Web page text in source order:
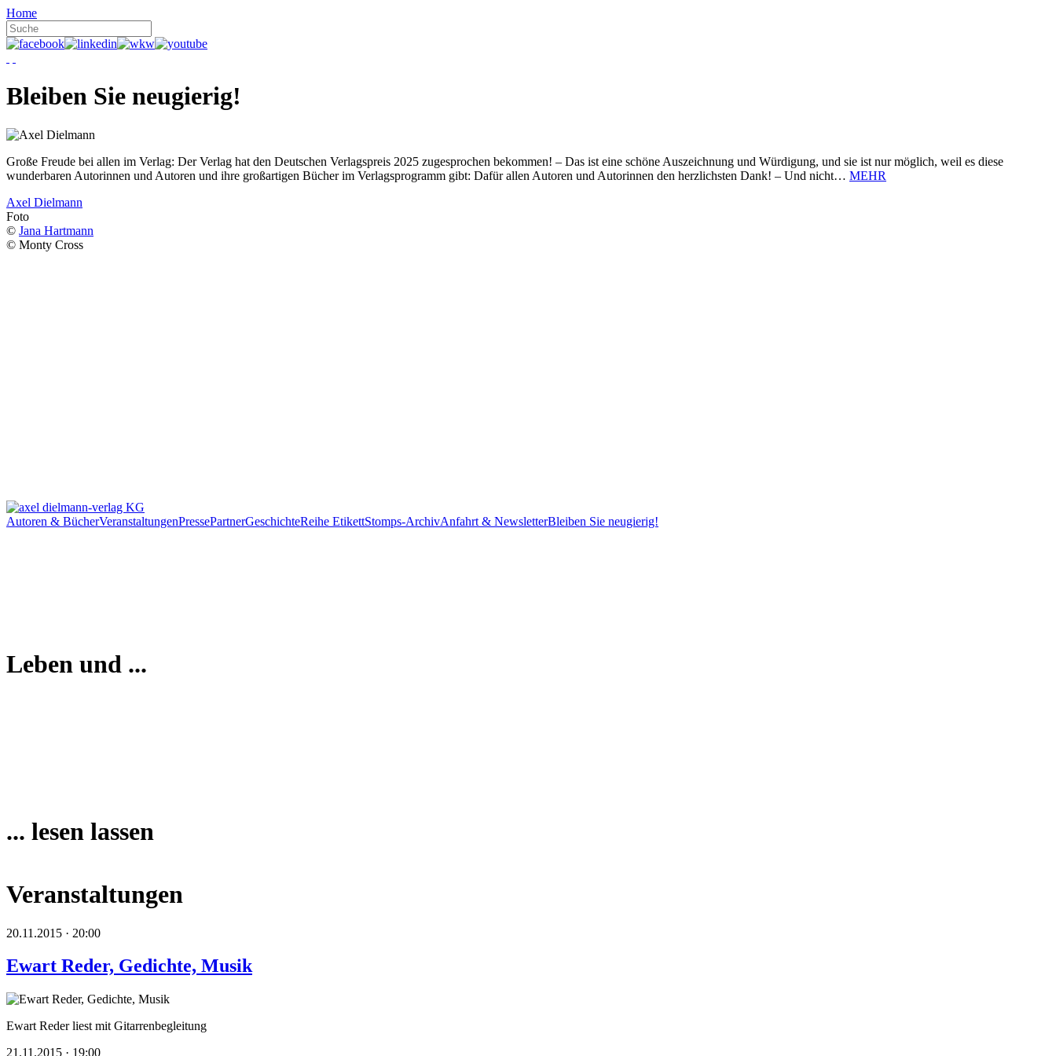
Home
Bleiben Sie neugierig!
Große Freude bei allen im Verlag: Der Verlag hat den Deutschen Verlagspreis 2025 zugesprochen bekommen! – Das ist eine schöne Auszeichnung und Würdigung, und sie ist nur möglich, weil es diese
wunderbaren Autorinnen und Autoren und ihre großartigen Bücher im Verlagsprogramm gibt: Dafür allen Autoren und Autorinnen den herzlichsten Dank! – Und nicht… MEHR
Axel Dielmann
Foto
© Jana Hartmann
© Monty Cross
Autoren & BücherVeranstaltungenPressePartnerGeschichteReihe EtikettStomps-ArchivAnfahrt & NewsletterBleiben Sie neugierig!
Leben und ...
... lesen lassen
Veranstaltungen
20.11.2015 · 20:00
Ewart Reder, Gedichte, Musik
Ewart Reder liest mit Gitarrenbegleitung
21.11.2015 · 19:00